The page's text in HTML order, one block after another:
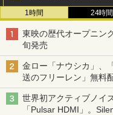
1時間 24時間
東映の歴代オープニン
旬発売
金ロー「ナウシカ」、
送のフリーレン」無料
世界初アクティブノイ
「Pulsar HDMI」。